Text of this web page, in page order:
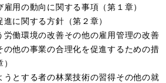
用の動向に関する事項（第１章）
に関する方針（第２章）
労働環境の改善その他の雇用管理の改善
の他の事業の合理化を促進するための措
うとする者の林業技術の習得その他の就